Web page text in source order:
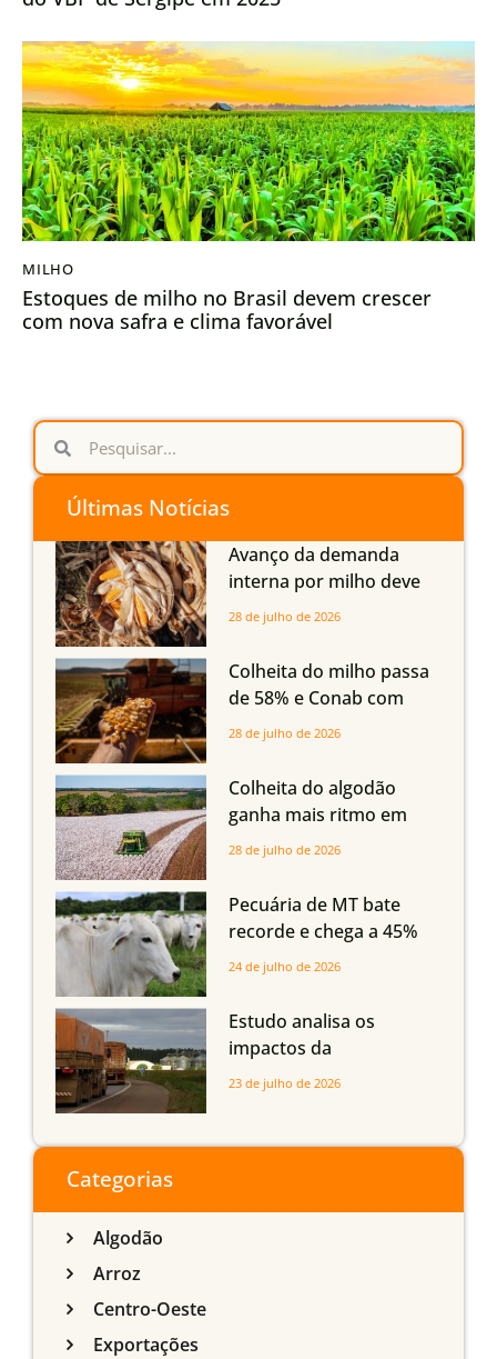
MILHO
Estoques de milho no Brasil devem crescer
com nova safra e clima favorável
Últimas Notícias
Avanço da demanda
interna por milho deve
compensar aumento da
em Mato Grosso, aponta
Imea
28 de julho de 2026
Colheita do milho passa
de 58% e Conab com
boas produtividades em
quedas em Tocantins,
Maranhão e Piauí
28 de julho de 2026
Colheita do algodão
ganha mais ritmo em
Mato Grosso, Mato
Maranhão
28 de julho de 2026
Pecuária de MT bate
recorde e chega a 45%
dos bovinos abatidos
24 de julho de 2026
Estudo analisa os
impactos da
infraestrutura logística
do Sul
23 de julho de 2026
Categorias
Algodão
Arroz
Centro-Oeste
Exportações